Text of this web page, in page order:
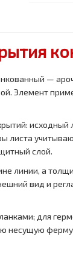
—
Элемент
слой.
линии, а
вид и
для
несущую